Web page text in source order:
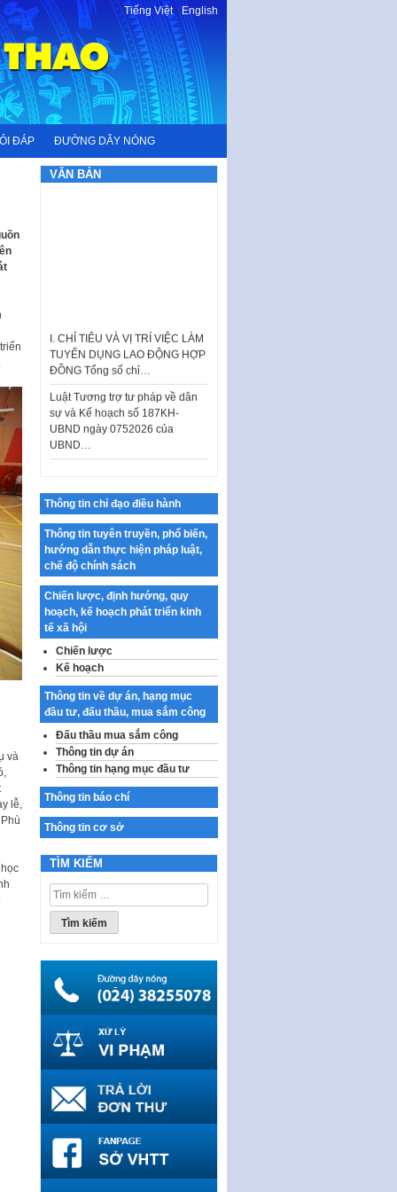
Tiếng Việt-English
ĐÁP ĐƯỜNG DÂY NÓNG
và
lễ,
VĂN BẢN
TUYỂN DỤNG LAO ĐỘNG HỢP
ĐỒNG Tổng số chỉ…
Luật Tương trợ tư pháp về dân
sự và Kế hoạch số 187KH-
UBND ngày 0752026 của
UBND…
Kế hoạch Tổ chức Cuộc thi
chính luận về bảo vệ nền tảng tư
tưởng của Đảng…
Công bố công khai dự toán kinh
phí xây dựng pháp luật, hoàn
thiện thể chế, chính…
Quy định về nghiên cứu, ứng
dụng khoa học, công nghệ, đổi
mới sáng tạo và chuyển…
Quy định chi tiết và hướng dẫn
thi hành một số điều của Luật Lý
lịch tư…
Sửa đổi, bổ sung một số nội
dung tại Nghị quyết số 30/NQ-
CP ngày 24 tháng 02…
Ban hành Chương trình hành
động của Chính phủ thực hiện
Nghị quyết số 02-NQ/TW ngày
17…
động hợp đồng theo Nghị định
số 111/2022/NĐ-CP ngày
30/12/2022 của Chính…
BTC của Bộ trưởng Bộ Tài…
Quy định về quản lý website
thương mại điện tử
Nghị quyết quy định điều kiện,
thủ tục tặng, thu hồi danh hiệu
"Công dân danh dự…
Nghị quyết quy định một số
khoa học, phát triển công…
Thông tin chỉ đạo điều hành
Thông tin tuyên truyền, phổ biến,
hướng dẫn thực hiện pháp luật,
chế độ chính sách
Chiến lược, định hướng, quy
hoạch, kế hoạch phát triển kinh
tế xã hội
Chiến lược
Kế hoạch
Thông tin về dự án, hạng mục
đầu tư, đấu thầu, mua sắm công
Đấu thầu mua sắm công
Thông tin dự án
Thông tin hạng mục đầu tư
Thông tin báo chí
Thông tin cơ sở
TÌM KIẾM
Tìm
kiếm
cho: